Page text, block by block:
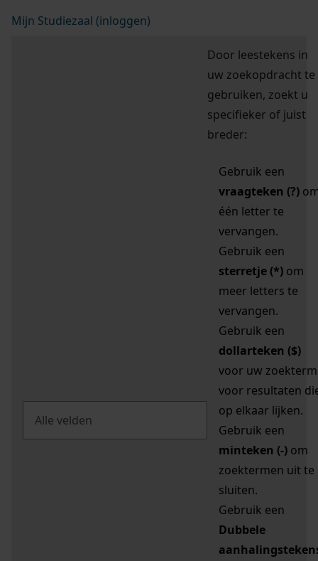
Mijn Studiezaal (inloggen)
Door leestekens in
uw zoekopdracht te
gebruiken, zoekt u
specifieker of juist
breder:
Gebruik een
vraagteken (?)
één letter te
vervangen.
Gebruik een
sterretje (*) om
meer letters te
vervangen.
Gebruik een
dollarteken ($)
voor uw zoekterm
voor resultaten
op elkaar lijken.
Gebruik een
minteken (-) om
zoektermen uit te
sluiten.
Gebruik een
Dubbele